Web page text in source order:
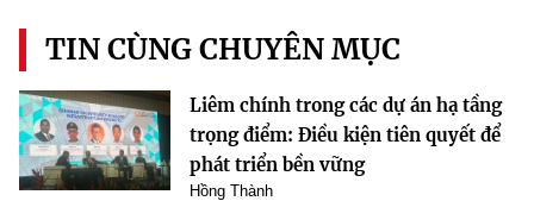
TIN CÙNG CHUYÊN MỤC
Liêm chính trong các dự án hạ tầng
trọng điểm: Điều kiện tiên quyết để
phát triển bền vững
Hồng Thành